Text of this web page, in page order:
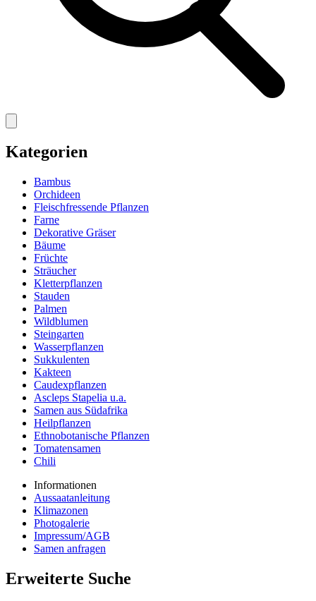
Kategorien
Bambus
Orchideen
Fleischfressende Pflanzen
Farne
Dekorative Gräser
Bäume
Früchte
Sträucher
Kletterpflanzen
Stauden
Palmen
Wildblumen
Steingarten
Wasserpflanzen
Sukkulenten
Kakteen
Caudexpflanzen
Ascleps Stapelia u.a.
Samen aus Südafrika
Heilpflanzen
Ethnobotanische Pflanzen
Tomatensamen
Chili
Informationen
Aussaatanleitung
Klimazonen
Photogalerie
Impressum/AGB
Samen anfragen
Erweiterte Suche